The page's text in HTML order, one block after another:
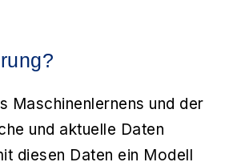
Maschinenlernens und der
und aktuelle Daten
diesen Daten ein Modell